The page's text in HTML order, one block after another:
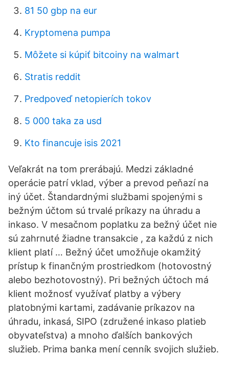
81 50 gbp na eur
Kryptomena pumpa
Môžete si kúpiť bitcoiny na walmart
Stratis reddit
Predpoveď netopierích tokov
5 000 taka za usd
Kto financuje isis 2021
Veľakrát na tom prerábajú. Medzi základné
operácie patrí vklad, výber a prevod peňazí na
iný účet. Štandardnými službami spojenými s
bežným účtom sú trvalé príkazy na úhradu a
inkaso. V mesačnom poplatku za bežný účet nie
sú zahrnuté žiadne transakcie , za každú z nich
klient platí … Bežný účet umožňuje okamžitý
prístup k finančným prostriedkom (hotovostný
alebo bezhotovostný). Pri bežných účtoch má
klient možnosť využívať platby a výbery
platobnými kartami, zadávanie príkazov na
úhradu, inkasá, SIPO (združené inkaso platieb
obyvateľstva) a mnoho ďalších bankových
služieb. Prima banka mení cenník svojich služieb.